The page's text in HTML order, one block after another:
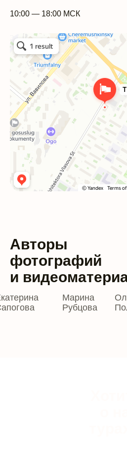
10:00 — 18:00 МСК
Эколого-просветительский центр Заповедники
Экологическая организация в Москве
Общественная организация в Москве
Марина
Рубцова
Авторы
фотографий
и